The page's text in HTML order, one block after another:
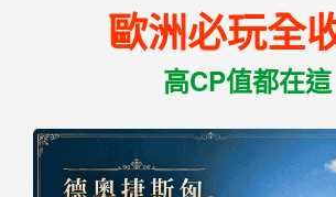
歐洲必玩全
高CP值都在這